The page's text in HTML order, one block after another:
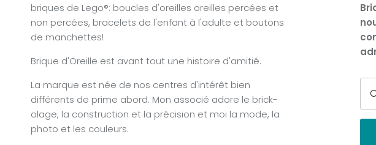
briques de Lego®: boucles d'oreilles oreilles percées et
non percées, bracelets de l'enfant à l'adulte et boutons
de manchettes!
Brique d'Oreille est avant tout une histoire d'amitié.
La marque est née de nos centres d'intérêt bien
différents de prime abord. Mon associé adore le brick-
olage, la construction et la précision et moi la mode, la
photo et les couleurs.